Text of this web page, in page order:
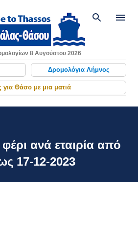
στο κύριο περιεχόμενο
8 Αυγούστου 2026
Δρομολόγια Λήμνος
για Θάσο με μια ματιά
ανά εταιρία από
17-12-2023